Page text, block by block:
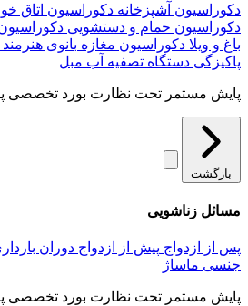
دکوراسیون آشپزخانه دکوراسیون اتاق
دکوراسیون حمام و دستشویی
باغ و ویلا دکوراسیون مغازه بانوی هنرمند
پاکیزگی دستگاه تصفیه آب مبل
پایش مستمر تحت نظارت بورد تخصصی
بازگشت
مسائل زناشویی
پس از ازدواج پیش از ازدواج دوران
جنسی ماساژ
پایش مستمر تحت نظارت بورد تخصصی